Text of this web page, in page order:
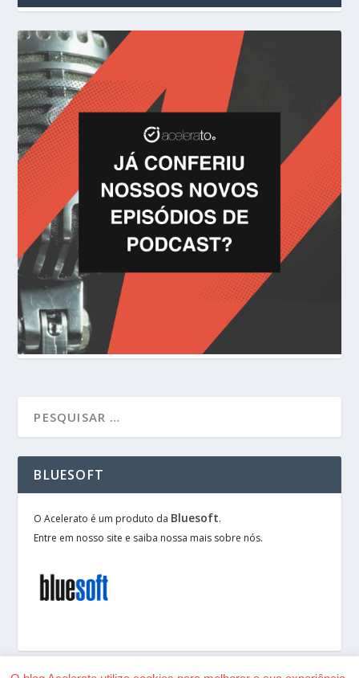
BLUESOFT
O Acelerato é um produto da Bluesoft.
Entre em nosso site e saiba nossa mais sobre nós.